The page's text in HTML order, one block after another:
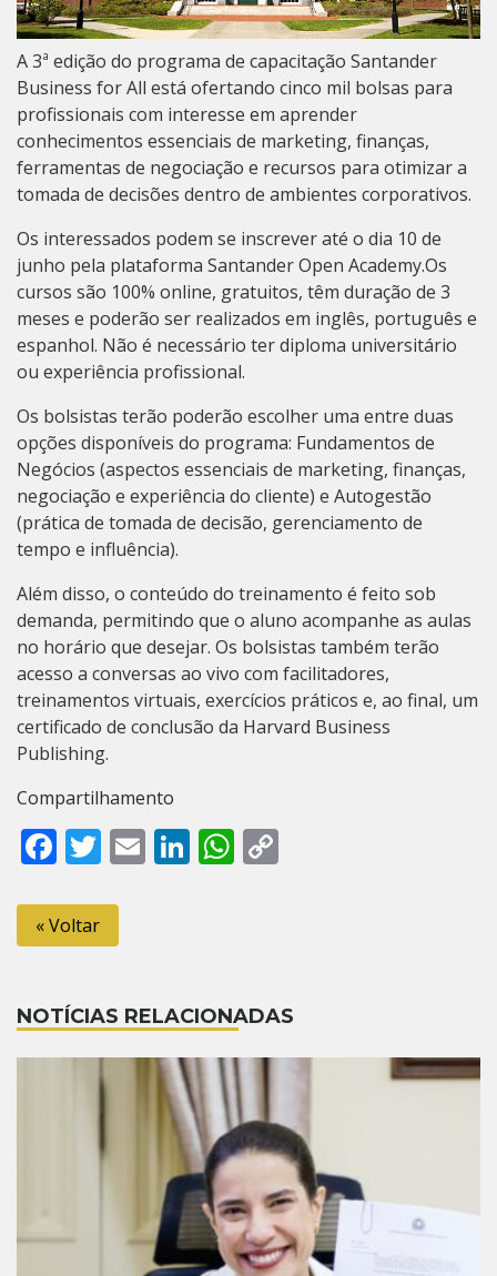
A 3ª edição do programa de capacitação Santander
Business for All está ofertando cinco mil bolsas para
profissionais com interesse em aprender
conhecimentos essenciais de marketing, finanças,
ferramentas de negociação e recursos para otimizar a
tomada de decisões dentro de ambientes corporativos.
Os interessados podem se inscrever até o dia 10 de
junho pela plataforma Santander Open Academy.Os
cursos são 100% online, gratuitos, têm duração de 3
meses e poderão ser realizados em inglês, português e
espanhol. Não é necessário ter diploma universitário
ou experiência profissional.
Os bolsistas terão poderão escolher uma entre duas
opções disponíveis do programa: Fundamentos de
Negócios (aspectos essenciais de marketing, finanças,
negociação e experiência do cliente) e Autogestão
(prática de tomada de decisão, gerenciamento de
tempo e influência).
Além disso, o conteúdo do treinamento é feito sob
demanda, permitindo que o aluno acompanhe as aulas
no horário que desejar. Os bolsistas também terão
acesso a conversas ao vivo com facilitadores,
treinamentos virtuais, exercícios práticos e, ao final, um
certificado de conclusão da Harvard Business
Publishing.
Compartilhamento
Facebook
Twitter
EmailLinkedIn
WhatsApp
« Voltar
NOTÍCIAS RELACIONADAS